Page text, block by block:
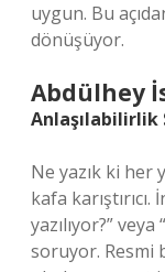
uygun. Bu
dönüşüyor.
Abdülhey
Anlaşılabilirlik
Ne yazık ki her
kafa
yazılıyor?”
soruyor. Resmi